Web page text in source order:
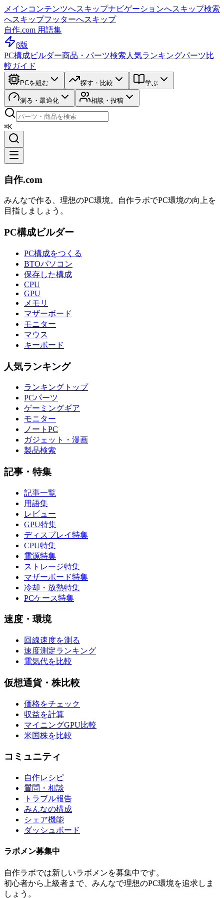
メインコンテンツへスキップナビゲーションへスキップ検索
へスキップフッターへスキップ
自作.com 用語集
β版
PC構成ビルダー商品・パーツ検索 人気ランキングパーツ比
較ガイド
PCを組む 探す・比較 学ぶ
測る・最適化 相談・投稿
⌘K
自作.com
みんなで作る、理想のPC環境。 自作ラボでPC環境の向上を
目指しましょう。
PC構成ビルダー
PC構成をつくる
BTOパソコン
保存した構成
CPU
GPU
メモリ
マザーボード
モニター
マウス
キーボード
人気ランキング
ランキングトップ
PCパーツ
ゲーミングギア
モニター
ノートPC
ガジェット・漫画
製品検索
記事・特集
記事一覧
用語集
レビュー
GPU特集
ディスプレイ特集
CPU特集
電源特集
ストレージ特集
マザーボード特集
冷却・放熱特集
PCケース特集
速度・環境
回線速度を測る
速度測定ランキング
電気代を比較
仮想通貨・株比較
価格をチェック
収益を計算
マイニングGPU比較
米国株を比較
コミュニティ
自作レシピ
質問・相談
トラブル報告
みんなの構成
シェア機能
ダッシュボード
ラボメン募集中
自作ラボでは新しいラボメンを募集中です。
初心者から上級者まで、みんなで理想のPC環境を追求しま
しょう。